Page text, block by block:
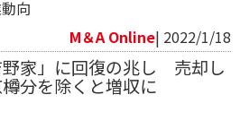
向
M＆A Online| 2022/1/18
野家」に回復の兆し 売却し
分を除くと増収に